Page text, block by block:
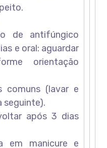
de antifúngico
e oral: aguardar
orientação
comuns (lavar e
seguinte).
após 3 dias
em manicure e